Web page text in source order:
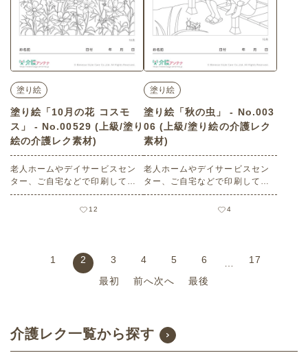
塗り絵
塗り絵「10月の花 コスモ
ス」 - No.00529 (上級/塗り
絵の介護レク素材)
老人ホームやデイサービスセン
ター、ご自宅などで印刷してお
使いいただける無料の高齢者向
け介護レク素材（塗り絵・上
12
塗り絵
塗り絵「秋の虫」 - No.003
06 (上級/塗り絵の介護レク
素材)
老人ホームやデイサービスセン
ター、ご自宅などで印刷してお
使いいただける無料の高齢者向
け介護レク素材（塗り絵・上
4
最初 前へ
1 2 3 4 5 6
17
次へ
最後
介護レク一覧から探す